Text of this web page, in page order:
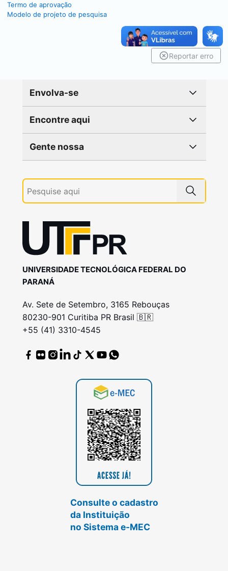
Termo de aprovação
Modelo de projeto de pesquisa
Reportar erro
Envolva-se
Encontre aqui
Gente nossa
UNIVERSIDADE TECNOLÓGICA FEDERAL DO
PARANÁ
Av. Sete de Setembro, 3165 Rebouças
80230-901 Curitiba PR Brasil 🇧🇷
+55 (41) 3310-4545
Consulte o cadastro
da Instituição
no Sistema e-MEC